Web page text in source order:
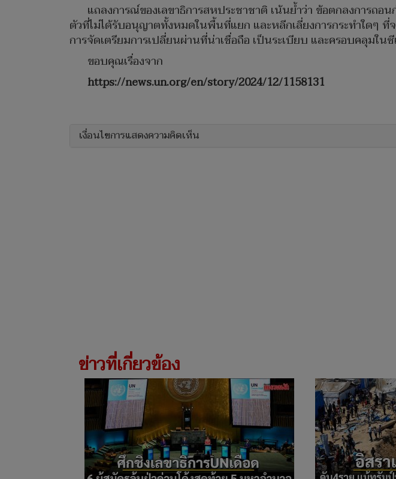
แถลงการณ์ของเลขาธิการสหประชาชาติ เน้นย้ำว่า ข้อตกลงการถอ
ตัวที่ไม่ได้รับอนุญาตทั้งหมดในพื้นที่แยก และหลีกเลี่ยงการกระทำใดๆ
การจัดเตรียมการเปลี่ยนผ่านที่น่าเชื่อถือ เป็นระเบียบ และครอบคลุมในซี
ขอบคุณเรื่องจาก
https://news.un.org/en/story/2024/12/1158131
เงื่อนไขการแสดงความคิดเห็น
ข่าวที่เกี่ยวข้อง